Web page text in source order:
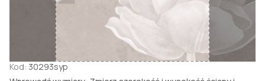
Kod: 30293syp